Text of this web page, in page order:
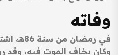
وفاته
في رمضان
وكان يخاف الموت فيه، وقد